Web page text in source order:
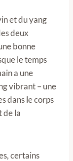
et du yang
deux
bonne
le temps
a une
vibrant – une
dans le corps
de la
certains